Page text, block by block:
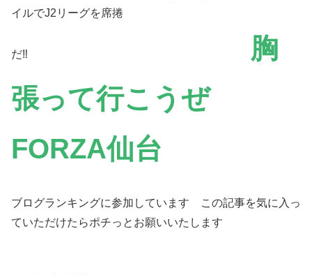
イルでJ2リーグを席捲
だ‼
胸
張って行こうぜ
FORZA仙台
ブログランキングに参加しています この記事を気に入っ
ていただけたらポチっとお願いいたします